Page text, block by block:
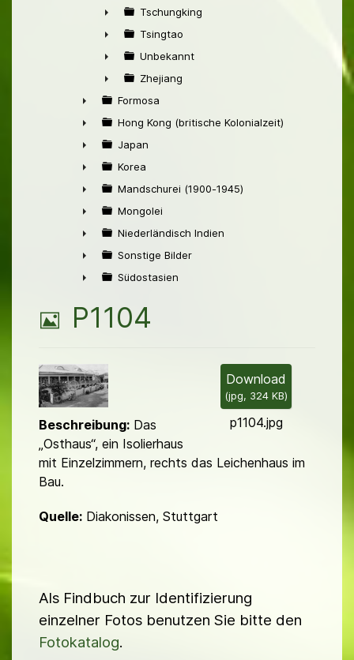
►
►
Tschungking
►
Tsingtao
►
Unbekannt
►
Zhejiang
►
Formosa
►
Hong Kong (britische Kolonialzeit)
►
Japan
►
Korea
►
Mandschurei (1900-1945)
►
Mongolei
►
Niederländisch Indien
►
Sonstige Bilder
Südostasien
B
l
d
P1104
Download
(jpg, 324 KB)
p1104.jpg
Beschreibung: Das
„Osthaus“, ein Isolierhaus
mit Einzelzimmern, rechts das Leichen­haus im
Bau.
Quelle: Diakonissen, Stuttgart
Als Findbuch zur Identifizierung
einzelner Fotos benutzen Sie bitte den
Fotokatalog.